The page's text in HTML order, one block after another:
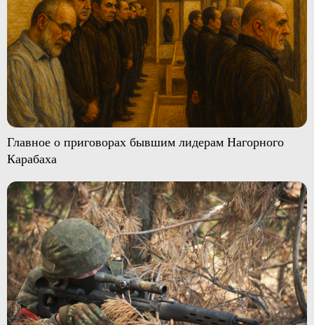
Главное о приговорах бывшим лидерам Нагорного
Карабаха